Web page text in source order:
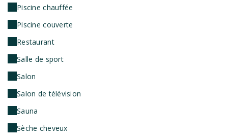
Piscine chauffée
Piscine couverte
Restaurant
Salle de sport
Salon
Salon de télévision
Sauna
Sèche cheveux